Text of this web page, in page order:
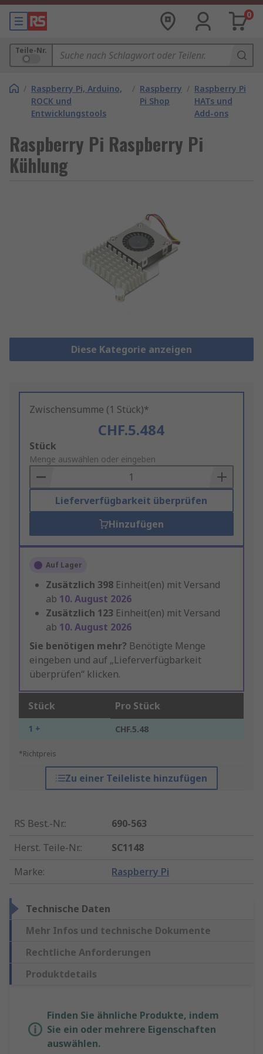
0
Teile-Nr.
/ Raspberry Pi, Arduino,
ROCK und
Entwicklungstools
/ Raspberry
Pi Shop
/ Raspberry Pi
HATs und
Add-ons
Raspberry Pi Raspberry Pi
Kühlung
Diese Kategorie anzeigen
Zwischensumme (1 Stück)*
CHF.5.484
Add
to
Basket
Stück
Menge auswählen oder eingeben
Lieferverfügbarkeit überprüfen
Hinzufügen
Auf Lager
Zusätzlich 398 Einheit(en) mit Versand
ab 10. August 2026
Zusätzlich 123 Einheit(en) mit Versand
ab 10. August 2026
Sie benötigen mehr? Benötigte Menge
eingeben und auf „Lieferverfügbarkeit
überprüfen“ klicken.
Stück Pro Stück
1 + CHF.5.48
*Richtpreis
Zu einer Teileliste hinzufügen
RS Best.-Nr.:
690-563
Herst. Teile-Nr.:
SC1148
Marke: Raspberry Pi
Technische Daten
Mehr Infos und technische Dokumente
Rechtliche Anforderungen
Produktdetails
Finden Sie ähnliche Produkte, indem
Sie ein oder mehrere Eigenschaften
auswählen.